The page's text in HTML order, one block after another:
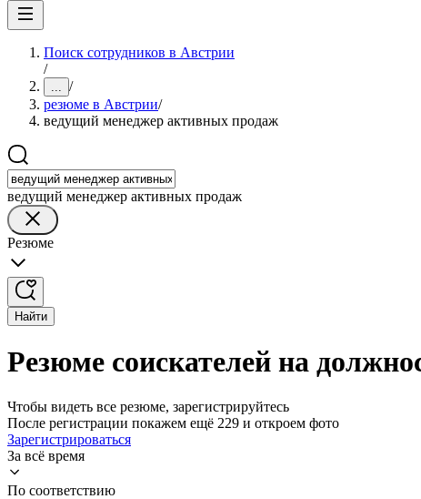
Поиск сотрудников в Австрии
/
... /
резюме в Австрии/
ведущий менеджер активных продаж
ведущий менеджер активных продаж
Резюме
Найти
Резюме соискателей на
Чтобы видеть все резюме, зарегистрируйтесь
После регистрации покажем ещё 229 и откроем фото
Зарегистрироваться
За всё время
По соответствию